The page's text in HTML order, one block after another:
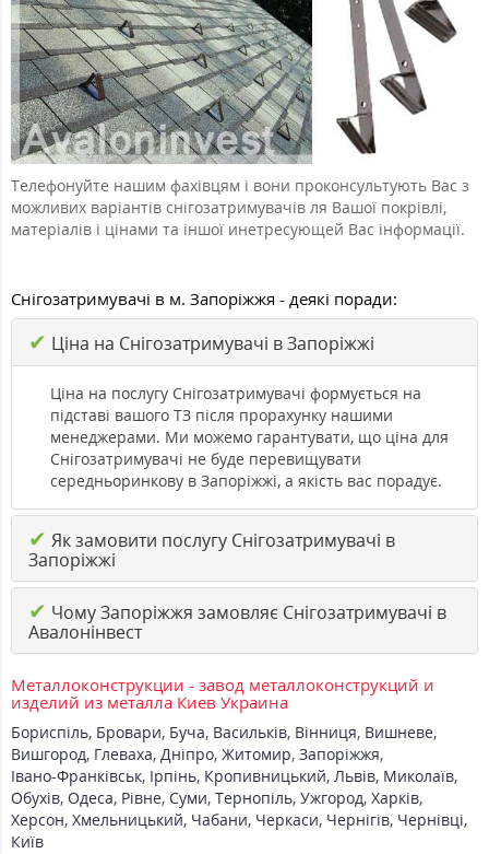
Телефонуйте нашим фахівцям і вони проконсультують Вас з
можливих варіантів снігозатримувачів ля Вашої покрівлі,
матеріалів і цінами та іншої инетресующей Вас інформації.
Снігозатримувачі в м. Запоріжжя - деякі поради:
✔ Ціна на Снігозатримувачі в Запоріжжі
Ціна на послугу Снігозатримувачі формується на
підставі вашого ТЗ після прорахунку нашими
менеджерами. Ми можемо гарантувати, що ціна для
Снігозатримувачі не буде перевищувати
середньоринкову в Запоріжжі, а якість вас порадує.
✔ Як замовити послугу Снігозатримувачі в
Запоріжжі
✔ Чому Запоріжжя замовляє Снігозатримувачі в
Авалонінвест
Металлоконструкции - завод металлоконструкций и
изделий из металла Киев Украина
Бориспіль, Бровари, Буча, Васильків, Вінниця, Вишневе,
Вишгород, Глеваха, Дніпро, Житомир, Запоріжжя,
Івано-Франківськ, Ірпінь, Кропивницький, Львів, Миколаїв,
Обухів, Одеса, Рівне, Суми, Тернопіль, Ужгород, Харків,
Херсон, Хмельницький, Чабани, Черкаси, Чернігів, Чернівці,
Київ